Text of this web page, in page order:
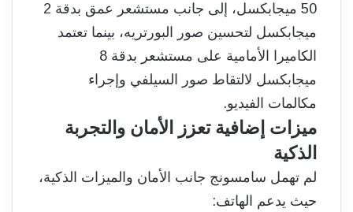
50 ميجابكسل، إلى جانب مستشعر عمق بدقة 2
ميجابكسل لتحسين صور البورتريه، بينما تعتمد
الكاميرا الأمامية على مستشعر بدقة 8
ميجابكسل لالتقاط صور السيلفي وإجراء
مكالمات الفيديو.
ميزات إضافية تعزز الأمان والتجربة
الذكية
لم تهمل سامسونج جانب الأمان والميزات الذكية،
حيث يدعم الهاتف: